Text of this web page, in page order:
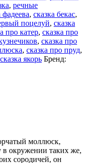
, речные
фадеева, сказка бекас,
поцелуй, сказка
про катер, сказка про
, сказка про
, сказка про пруд,
сказка якорь Бренд:
моллюск,
в окружении таких же,
сородичей, он